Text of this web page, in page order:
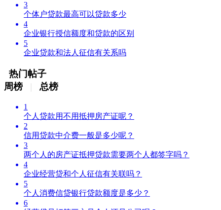
3
个体户贷款最高可以贷款多少
4
企业银行授信额度和贷款的区别
5
企业贷款和法人征信有关系吗
热门帖子
周榜
总榜
1
个人贷款用不用抵押房产证呢？
2
信用贷款中介费一般是多少呢？
3
两个人的房产证抵押贷款需要两个人都签字吗？
4
企业经营贷和个人征信有关联吗？
5
个人消费信贷银行贷款额度是多少？
6